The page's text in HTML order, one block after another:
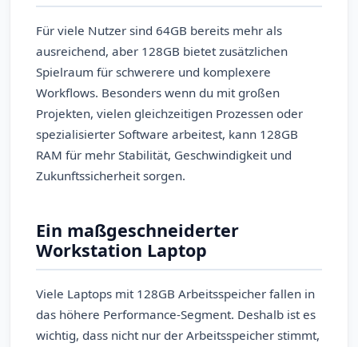
Für viele Nutzer sind 64GB bereits mehr als
ausreichend, aber 128GB bietet zusätzlichen
Spielraum für schwerere und komplexere
Workflows. Besonders wenn du mit großen
Projekten, vielen gleichzeitigen Prozessen oder
spezialisierter Software arbeitest, kann 128GB
RAM für mehr Stabilität, Geschwindigkeit und
Zukunftssicherheit sorgen.
Ein maßgeschneiderter
Workstation Laptop
Viele Laptops mit 128GB Arbeitsspeicher fallen in
das höhere Performance-Segment. Deshalb ist es
wichtig, dass nicht nur der Arbeitsspeicher stimmt,